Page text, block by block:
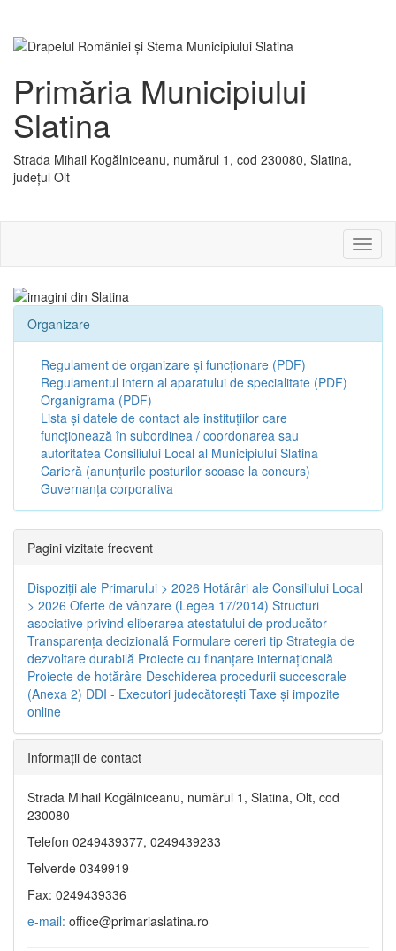
Primăria Municipiului
Slatina
Strada Mihail Kogălniceanu, numărul 1, cod 230080, Slatina,
județul Olt
sau
Organizare
Regulament de organizare și funcționare (PDF)
Regulamentul intern al aparatului de specialitate (PDF)
Organigrama (PDF)
Lista și datele de contact ale instituțiilor care
funcționează în subordinea / coordonarea sau
autoritatea Consiliului Local al Municipiului Slatina
Carieră (anunțurile posturilor scoase la concurs)
Guvernanța corporativa
Pagini vizitate frecvent
Dispoziţii ale Primarului > 2026 Hotărâri ale Consiliului Local
> 2026 Oferte de vânzare (Legea 17/2014) Structuri
asociative privind eliberarea atestatului de producător
Transparenţa decizională Formulare cereri tip Strategia de
dezvoltare durabilă Proiecte cu finanţare internaţională
Proiecte de hotărâre Deschiderea procedurii succesorale
(Anexa 2) DDI - Executori judecătorești Taxe şi impozite
online
Informaţii de contact
Strada Mihail Kogălniceanu, numărul 1, Slatina, Olt, cod
230080
Telefon 0249439377, 0249439233
Telverde 0349919
Fax: 0249439336
e-mail: office@primariaslatina.ro